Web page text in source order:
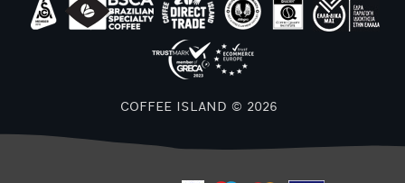
COFFEE ISLAND © 2026